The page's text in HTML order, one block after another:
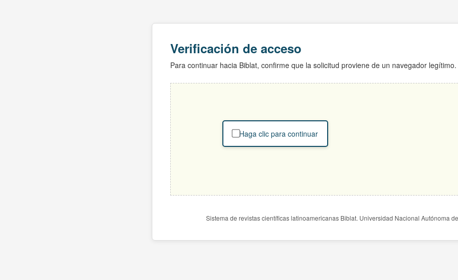
Verificación de acceso
Para continuar hacia Biblat, confirme que la solicitud proviene de un navegador legítimo.
Haga clic para continuar
Sistema de revistas científicas latinoamericanas Biblat. Universidad Nacional Autónoma